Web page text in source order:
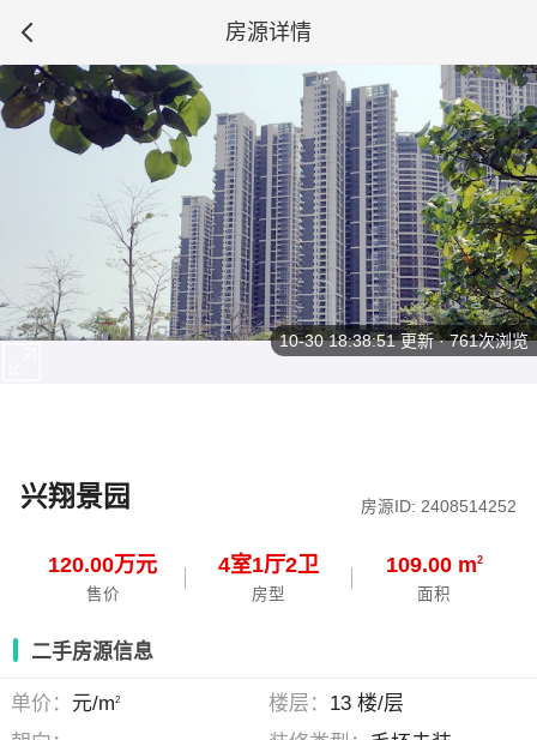
房源详情
兴翔景园 房源ID: 2408514252
120.00万元
售价
4室1厅2卫
房型
109.00 m2
面积
10-30 18:38:51更新 · 761次浏览
二手房源信息
单价： 元/m2 楼层： 13 楼/层